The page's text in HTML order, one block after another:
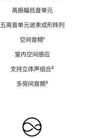
高振幅低音单元
五高音单元波束成形阵列
空间音频脚
¹
室内空间感应
支持立体声组合脚
²
多房间音频脚
³